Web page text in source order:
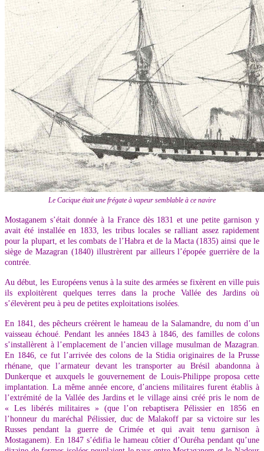
Le Cacique était une frégate à vapeur semblable à ce navire
Mostaganem s’était donnée à la France dès 1831 et une petite garnison y
avait été installée en 1833, les tribus locales se ralliant assez rapidement
pour la plupart, et les combats de l’Habra et de la Macta (1835) ainsi que le
siège de Mazagran (1840) illustrèrent par ailleurs l’épopée guerrière de la
contrée.
Au début, les Européens venus à la suite des armées se fixèrent en ville puis
ils exploitèrent quelques terres dans la proche Vallée des Jardins où
s’élevèrent peu à peu de petites exploitations isolées.
En 1841, des pêcheurs créèrent le hameau de la Salamandre, du nom d’un
vaisseau échoué. Pendant les années 1843 à 1846, des familles de colons
s’installèrent à l’emplacement de l’ancien village musulman de Mazagran.
En 1846, ce fut l’arrivée des colons de la Stidia originaires de la Prusse
rhénane, que l’armateur devant les transporter au Brésil abandonna à
Dunkerque et auxquels le gouvernement de Louis-Philippe proposa cette
implantation. La même année encore, d’anciens militaires furent établis à
l’extrémité de la Vallée des Jardins et le village ainsi créé pris le nom de
« Les libérés militaires » (que l’on rebaptisera Pélissier en 1856 en
l’honneur du maréchal Pélissier, duc de Malakoff par sa victoire sur les
Russes pendant la guerre de Crimée et qui avait tenu garnison à
Mostaganem). En 1847 s’édifia le hameau côtier d’Ouréha pendant qu’une